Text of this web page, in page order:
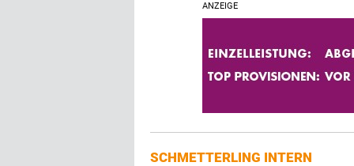
ANZEIGE
SCHMETTERLING INTERN